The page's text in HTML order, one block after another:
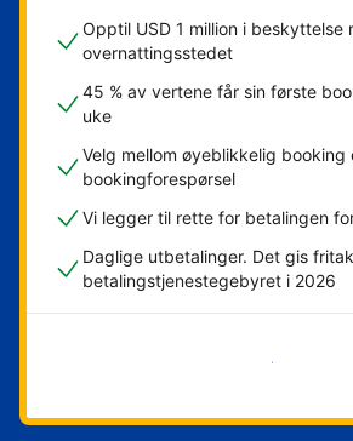
Opptil USD 1 million i beskyttelse
overnattingsstedet
45 % av vertene får sin første
uke
Velg mellom øyeblikkelig booking
bookingforespørsel
Vi legger til rette for betalingen
Daglige utbetalinger. Det gis
betalingstjenestegebyret i 2026
Kom i gang nå